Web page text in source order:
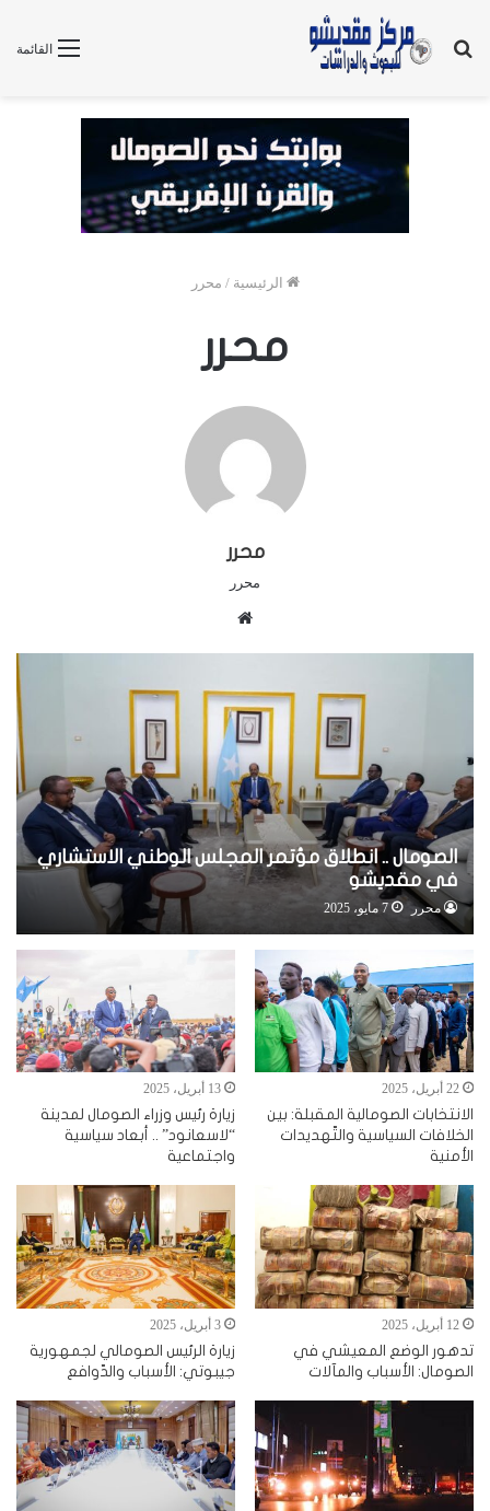
القائمة
بحث
الرئيسية / محرر
محرر
محرر
محرر
ع
ا
ل
و
ي
ب
الصومال .. انطلاق مؤتمر المجلس الوطني الاستشاري
في مقديشو
محرر 7 مايو، 2025
22 أبريل، 2025
الانتخابات الصومالية المقبلة: بين
الخلافات السياسية والتّهديدات
الأمنية
13 أبريل، 2025
زيارة رئيس وزراء الصومال لمدينة
“لاسعانود” .. أبعاد سياسية
واجتماعية
12 أبريل، 2025
تدهور الوضع المعيشي في
الصومال: الأسباب والمآلات
3 أبريل، 2025
زيارة الرئيس الصومالي لجمهورية
جيبوتي: الأسباب والدّوافع